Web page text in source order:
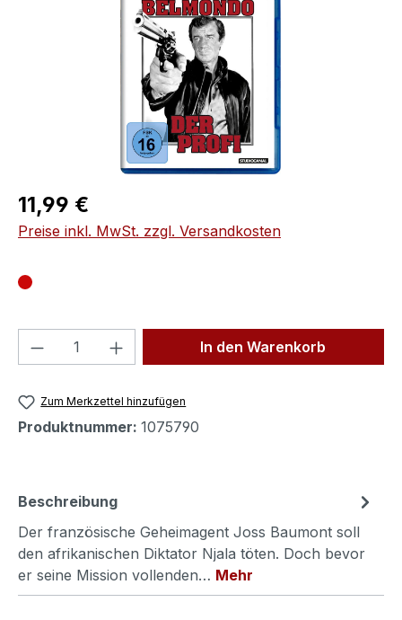
Regulärer Preis:
11,99 €
Preise inkl. MwSt. zzgl. Versandkosten
Produkt Anzahl: Gib denIn den Warenkorb
Zum Merkzettel hinzufügen
Produktnummer: 1075790
Beschreibung
Der französische Geheimagent Joss Baumont soll
den afrikanischen Diktator Njala töten. Doch bevor
er seine Mission vollenden… Mehr